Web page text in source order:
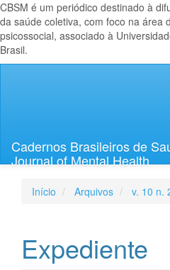
CBSM é um periódico destinado à
da saúde coletiva, com foco na área
psicossocial, associado à
Brasil.
Lateral
Cadernos Brasileiros de
Journal of Mental Health
Início Arquivos v. 10 n.
Expediente